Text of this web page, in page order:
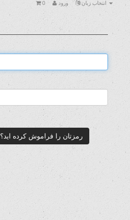
ورود 0
رمزتان را فراموش کرده اید؟